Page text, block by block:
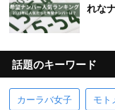
れな
話題のキーワード
カーラバ女子 モト